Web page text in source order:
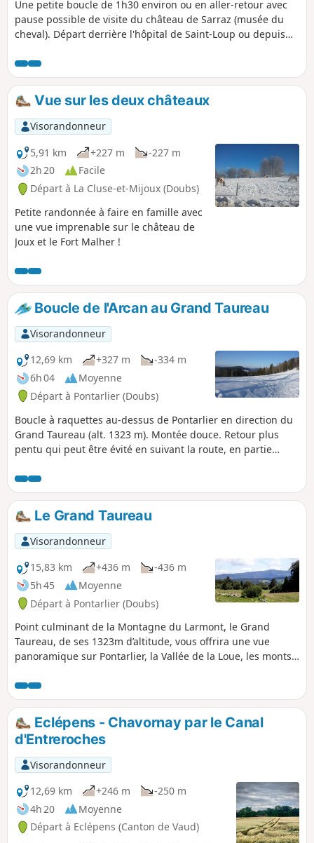
cimetière (rue du Four) et de rejoindre le
sentier qui suit le Nozon directement en bas
du cimetière (escalier le long du cimetière).
Une petite boucle de 1h30 environ ou en aller-retour avec
pause possible de visite du château de Sarraz (musée du
cheval). Départ derrière l'hôpital de Saint-Loup ou depuis
suivre la pancarte orange de chemin pédestre. Le retour
peut se faire par le même chemin que l'allée pour éviter de
longer la route, à noter que la route a un cheminement
piéton de Sarraz à Pompaples.
Vue sur les deux châteaux
Visorandonneur
5,91 km
+227 m
-227 m
2h 20
Facile
Départ à La Cluse-et-Mijoux (Doubs)
Petite randonnée à faire en famille avec
une vue imprenable sur le château de
Joux et le Fort Malher !
Boucle de l'Arcan au Grand Taureau
Visorandonneur
12,69 km
+327 m
-334 m
6h 04
Moyenne
Départ à Pontarlier (Doubs)
Boucle à raquettes au-dessus de Pontarlier en direction du
Grand Taureau (alt. 1323 m). Montée douce. Retour plus
pentu qui peut être évité en suivant la route, en partie
Pontarlier et plus au Nord. Une partie seulement est
balisée. Une bonne partie du circuit est fréquentée en hiver.
Le Grand Taureau
Visorandonneur
15,83 km
+436 m
-436 m
5h 45
Moyenne
Départ à Pontarlier (Doubs)
Point culminant de la Montagne du Larmont, le Grand
Taureau, de ses 1323m d’altitude, vous offrira une vue
panoramique sur Pontarlier, la Vallée de la Loue, les monts
d'Or), les Alpes et le Mont Blanc par beau temps. Parcours
équilibré pour profiter de la fraîcheur de belles sapinières
et de l’ensoleillement de ces alpages parsemés de
gentianes, accompagnés de la musique de nos clarines.
Eclépens - Chavornay par le Canal
d'Entreroches
Visorandonneur
12,69 km
+246 m
-250 m
4h 20
Moyenne
Départ à Eclépens (Canton de Vaud)